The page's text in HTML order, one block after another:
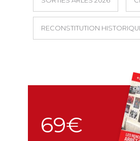
RECONSTITUTION
69€